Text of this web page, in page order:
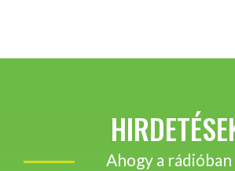
Ahogy a rádióban